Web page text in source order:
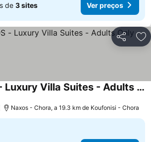
de 3 sites Ver preços
Partilhar
ELAIOLITHOS - Luxury Villa Suites - Adults Only
Naxos - Chora, a 19.3 km de Koufonisi - Chora